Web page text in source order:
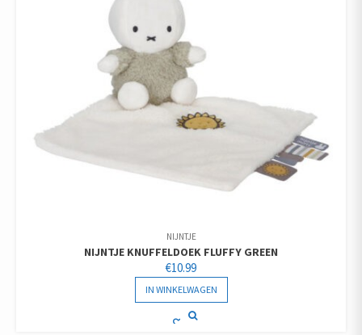
NIJNTJE
NIJNTJE KNUFFELDOEK FLUFFY GREEN
€10.99
IN WINKELWAGEN